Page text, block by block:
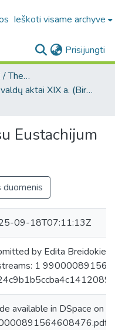
Ieškoti visame archyve
Prisijungti
5.4. Teminiai rinkiniai / Thematic collections
Biržų valdų aktai XIX a. (Biržų valdų aktai. F31)
Eustachijum
duomenis
09-18T07:11:13Z
by Edita
1
available in DSpace on